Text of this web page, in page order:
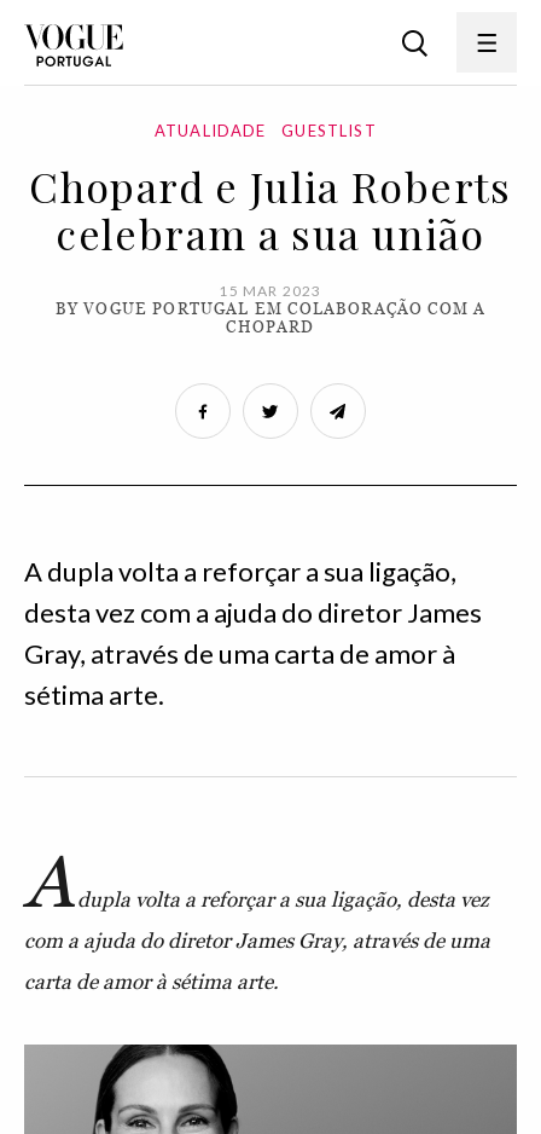
ATUALIDADE GUESTLIST
Chopard e Julia Roberts
celebram a sua união
15 MAR 2023
BY VOGUE PORTUGAL EM COLABORAÇÃO COM A
CHOPARD
A dupla volta a reforçar a sua ligação,
desta vez com a ajuda do diretor James
Gray, através de uma carta de amor à
sétima arte.
Adupla volta a reforçar a sua ligação, desta vez
com a ajuda do diretor James Gray, através de uma
carta de amor à sétima arte.